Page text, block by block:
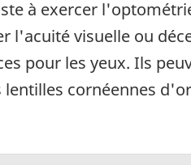
à exercer
l'acuité visuelle ou
pour les yeux. Ils
cornéennes